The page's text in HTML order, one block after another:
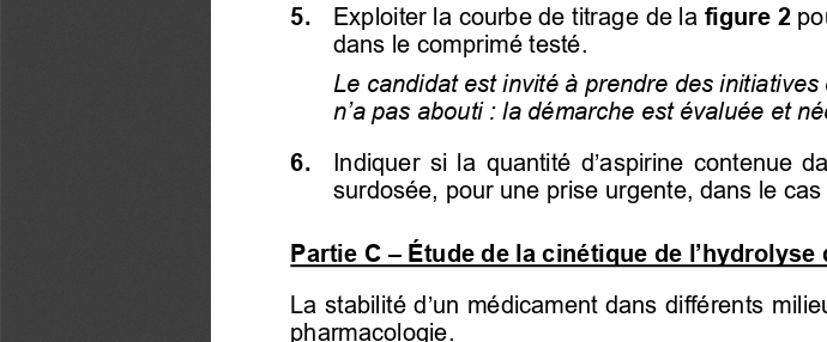
5.
  Exploiter la courbe de titrage de la
figure 2
dans le comprimé testé.
Le candidat est invité à prendre des
n’a pas abouti : la démarche est évaluée et
6.
  Indiquer  si  la
quantité d’aspirine contenue
surdosée, pour une prise urgente, dans le cas
Partie C – Étude de la cinétique de l’hydrolyse
La stabilité d’un médicament dans différents
pharmacologie.